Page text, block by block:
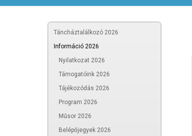
Táncháztalálkozó 2026
Információ 2026
Nyilatkozat 2026
Támogatóink 2026
Tájékozódás 2026
Program 2026
Műsor 2026
Belépőjegyek 2026